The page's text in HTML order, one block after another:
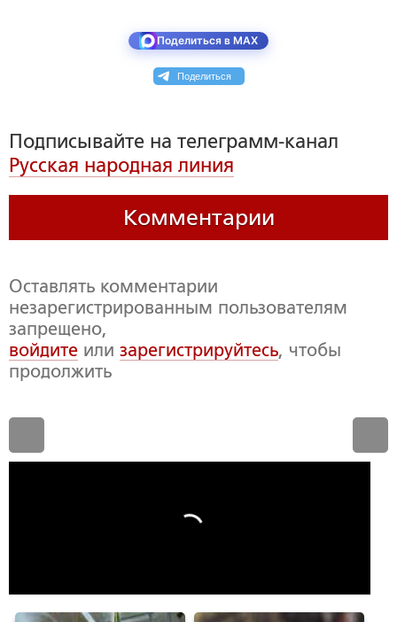
Поделиться в MAX
Поделиться
Подписывайте на телеграмм-канал
Русская народная линия
Комментарии
Оставлять комментарии
незарегистрированным пользователям
запрещено,
войдите или зарегистрируйтесь, чтобы
продолжить